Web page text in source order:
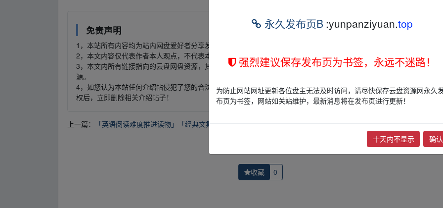
免责声明
1，本站所有内容均为站内网盘爱好者分享发布的网盘链接介绍展示帖子，
2，本文内容仅代表作者本人观点，不代表本网站立场，作者文责自负。
3，本文内所有链接指向的云盘网盘资源，其版权归版权方所有！其实际管理权为帖子发布者所有，本站无法操作相关资
源。
4，如您认为本站任何介绍帖侵犯了您的合法版权，请点击版权投诉进行投诉，我们将在确认本文链接指向的资源存在
权后，立即删除相关介绍帖子！
上一篇： 「英语阅读难度推进读物」「经典文集」「诗词歌 席敬怡-大富贵：感恩一生的心灵修炼、冬
收藏 0
永久发布页B :yunpanziyuan.top
强烈建议保存发布页为书签，永远不迷路！
为防止网站网址更新各位盘主无法及时访问，请尽快保存云盘资源网永久
布页为书签，网站如关站维护，最新消息将在发布页进行更新！
十天内不显示 确认